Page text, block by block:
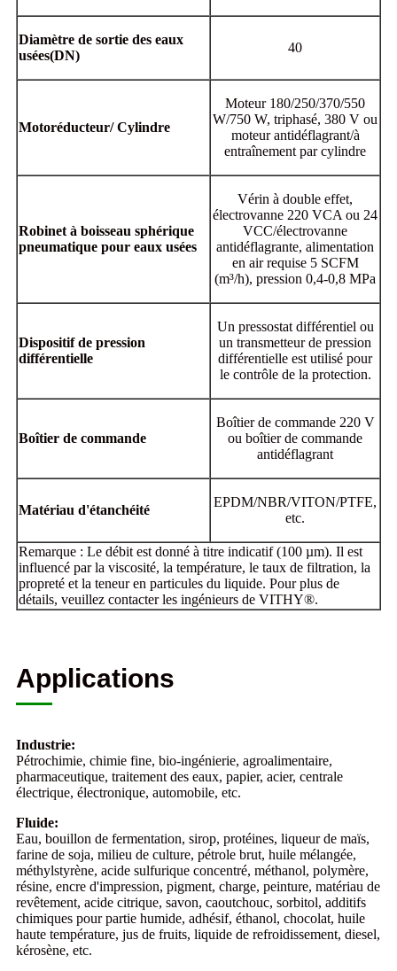
Diamètre de sortie des eaux
usées(DN)
40
Motoréducteur/ Cylindre
Moteur 180/250/370/550
W/750 W, triphasé, 380 V ou
moteur antidéflagrant/à
entraînement par cylindre
Robinet à boisseau sphérique
pneumatique pour eaux usées
Vérin à double effet,
électrovanne 220 VCA ou 24
VCC/électrovanne
antidéflagrante, alimentation
en air requise 5 SCFM
(m³/h), pression 0,4-0,8 MPa
Dispositif de pression
différentielle
Un pressostat différentiel ou
un transmetteur de pression
différentielle est utilisé pour
le contrôle de la protection.
Boîtier de commande
Boîtier de commande 220 V
ou boîtier de commande
antidéflagrant
Matériau d'étanchéité
EPDM/NBR/VITON/PTFE,
etc.
Remarque : Le débit est donné à titre indicatif (100 µm). Il est
influencé par la viscosité, la température, le taux de filtration, la
propreté et la teneur en particules du liquide. Pour plus de
détails, veuillez contacter les ingénieurs de VITHY®.
Applications
Industrie:
Pétrochimie, chimie fine, bio-ingénierie, agroalimentaire,
pharmaceutique, traitement des eaux, papier, acier, centrale
électrique, électronique, automobile, etc.
Fluide:
Eau, bouillon de fermentation, sirop, protéines, liqueur de maïs,
farine de soja, milieu de culture, pétrole brut, huile mélangée,
méthylstyrène, acide sulfurique concentré, méthanol, polymère,
résine, encre d'impression, pigment, charge, peinture, matériau de
revêtement, acide citrique, savon, caoutchouc, sorbitol, additifs
chimiques pour partie humide, adhésif, éthanol, chocolat, huile
haute température, jus de fruits, liquide de refroidissement, diesel,
kérosène, etc.